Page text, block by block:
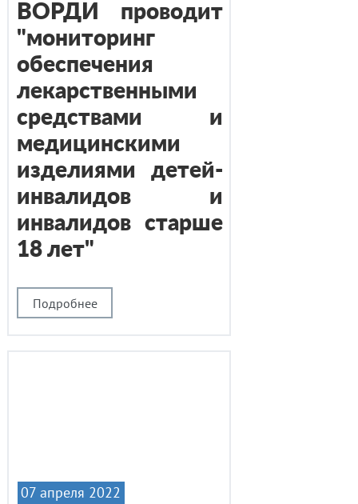
Подробнее
ВОРДИ проводит
"мониторинг
обеспечения
лекарственными
средствами и
медицинскими
изделиями детей-
инвалидов и
инвалидов старше
18 лет"
07 апреля 2022